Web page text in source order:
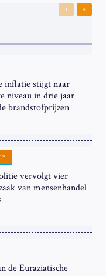
Previous
Next
inflatie stijgt naar
niveau in drie jaar
brandstofprijzen
vervolgt vier
van mensenhandel
de Euraziatische